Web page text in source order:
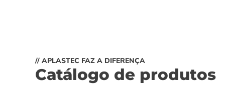
// APLASTEC FAZ A DIFERENÇA
Catálogo de produtos